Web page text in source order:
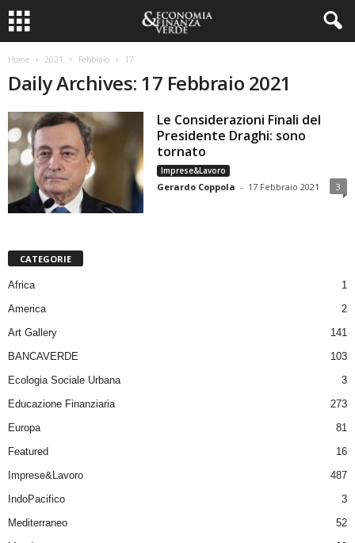
Home 2021 Febbraio 17
Daily Archives: 17 Febbraio 2021
Le Considerazioni Finali del
Presidente Draghi: sono
tornato
Imprese&Lavoro
Gerardo Coppola - 17 Febbraio 2021 3
CATEGORIE
Africa
1
America
2
Art Gallery
141
BANCAVERDE
103
Ecologia Sociale Urbana
3
Educazione Finanziaria
273
Europa
81
Featured
16
Imprese&Lavoro
487
IndoPacifico
3
Mediterraneo
52